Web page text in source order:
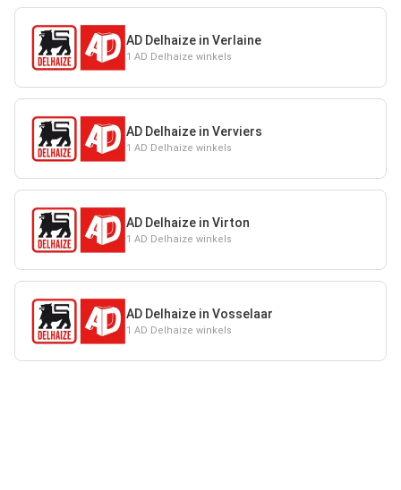
AD Delhaize in Verlaine
1 AD Delhaize winkels
AD Delhaize in Verviers
1 AD Delhaize winkels
AD Delhaize in Virton
1 AD Delhaize winkels
AD Delhaize in Vosselaar
1 AD Delhaize winkels